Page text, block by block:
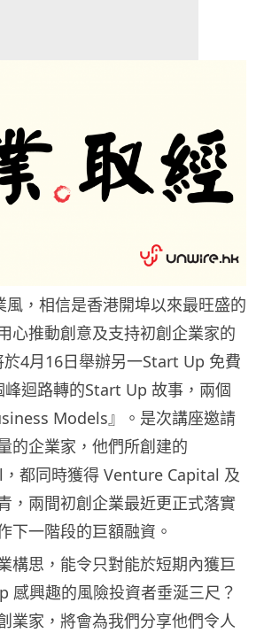
風，相信是香港開埠以來最旺盛的
心推動創意及支持初創企業家的
4月16日舉辦另一Start Up 免費
迴路轉的Start Up 故事，兩個
Models』。是次講座邀請
的企業家，他們所創建的
都同時獲得 Venture Capital 及
，兩間初創企業最近更正式落實
下一階段的巨額融資。
構思，能令只對能於短期內獲巨
感興趣的風險投資者垂涎三尺？
業家，將會為我們分享他們令人